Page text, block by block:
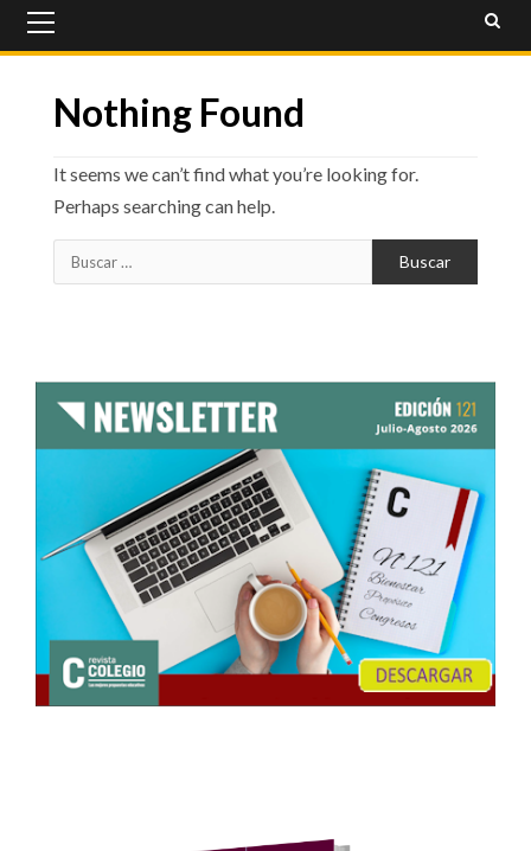
Menu
Nothing Found
It seems we can’t find what you’re looking for.
Perhaps searching can help.
Buscar: